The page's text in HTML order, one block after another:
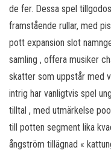
de fer. Dessa spel
framstående rullar, med
pott expansion slot
samling , offera musiker
skatter som uppstår med
intrig har vanligtvis spel
tilltal , med utmärkelse
till potten segment lika
ångström tillägnad «